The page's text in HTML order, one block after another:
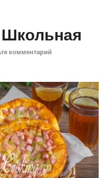
комментарий